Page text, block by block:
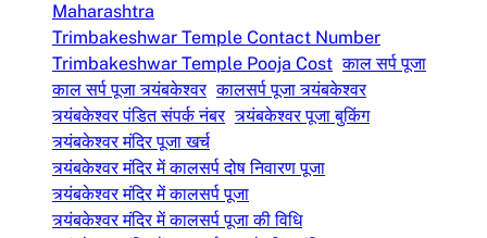
Maharashtra
Trimbakeshwar Temple Contact Number
Trimbakeshwar Temple Pooja Cost काल सर्प पूजा
काल सर्प पूजा त्र्यंबकेश्वर कालसर्प पूजा त्र्यंबकेश्वर
त्र्यंबकेश्वर पंडित संपर्क नंबर त्र्यंबकेश्वर पूजा बुकिंग
त्र्यंबकेश्वर मंदिर पूजा खर्च
त्र्यंबकेश्वर मंदिर में कालसर्प दोष निवारण पूजा
त्र्यंबकेश्वर मंदिर में कालसर्प पूजा
त्र्यंबकेश्वर मंदिर में कालसर्प पूजा की विधि